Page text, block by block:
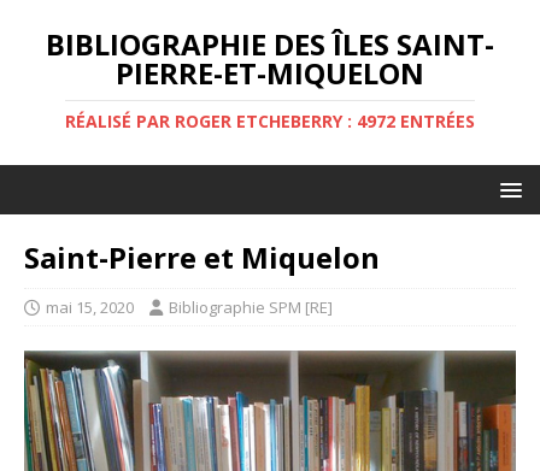
BIBLIOGRAPHIE DES ÎLES SAINT-
PIERRE-ET-MIQUELON
RÉALISÉ PAR ROGER ETCHEBERRY : 4972 ENTRÉES
Saint-Pierre et Miquelon
mai 15, 2020 Bibliographie SPM [RE]